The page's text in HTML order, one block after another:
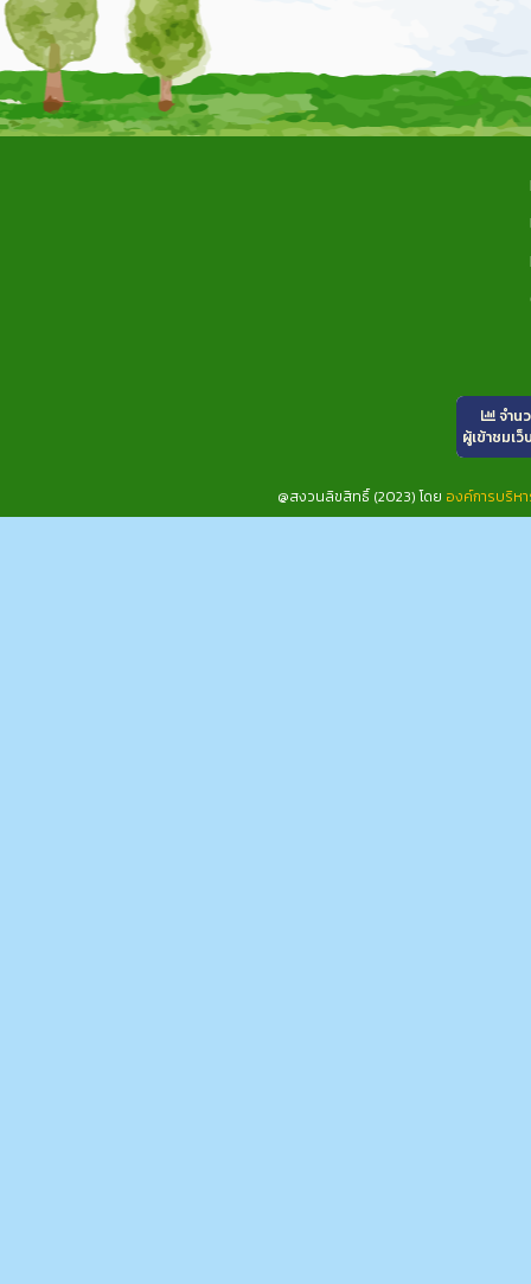
จำน
ผู้เข้าชมเว็
@สงวนลิขสิทธิ์ (2023) โดย องค์การบริห